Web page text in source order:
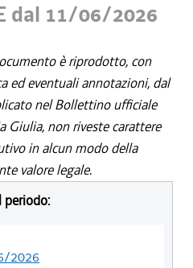
dal 11/06/2026
è riprodotto, con
ed eventuali annotazioni, dal
nel Bollettino ufficiale
Giulia, non riveste carattere
in alcun modo della
valore legale.
periodo:
2026